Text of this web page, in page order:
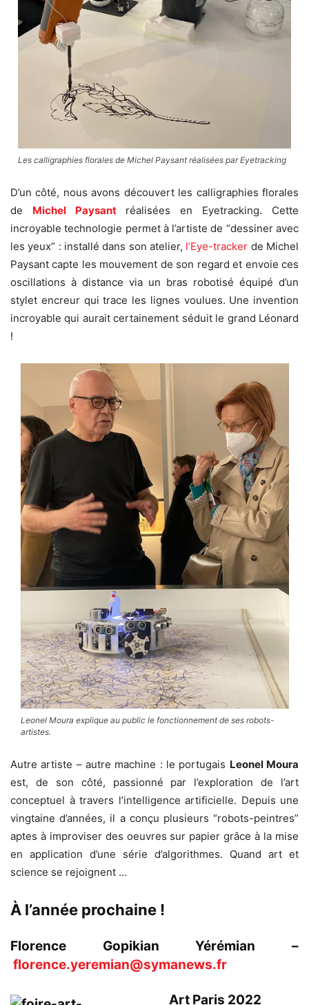
Les calligraphies florales de Michel Paysant réalisées par Eyetracking
D’un côté, nous avons découvert les calligraphies florales
de Michel Paysant
réalisées en Eyetracking. Cette
incroyable technologie permet à l’artiste de “dessiner avec
les yeux” : installé dans son atelier, l’Eye-tracker de Michel
Paysant capte les mouvement de son regard et envoie ces
oscillations à distance via un bras robotisé équipé d’un
stylet encreur qui trace les lignes voulues. Une invention
incroyable qui aurait certainement séduit le grand Léonard
!
Leonel Moura explique au public le fonctionnement de ses robots-
artistes.
Autre artiste – autre machine : le portugais Leonel Moura
est, de son côté, passionné par l’exploration de l’art
conceptuel à travers l’intelligence artificielle. Depuis une
vingtaine d’années, il a conçu plusieurs “robots-peintres”
aptes à improviser des oeuvres sur papier grâce à la mise
en application d’une série d’algorithmes. Quand art et
science se rejoignent …
À l’année prochaine !
Florence Gopikian Yérémian –
florence.yeremian@symanews.fr
Art Paris 2022